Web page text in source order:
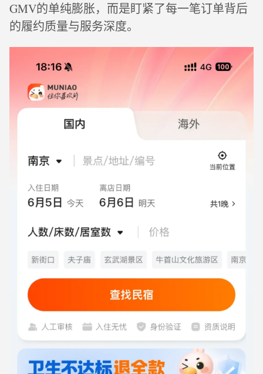
GMV的单纯膨胀，而是盯紧了每一笔订单背后
的履约质量与服务深度。